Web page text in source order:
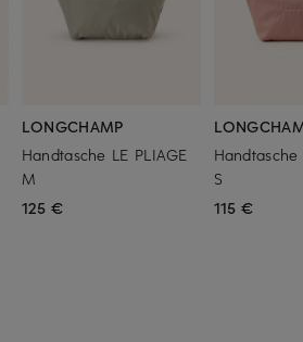
LONGCHAMP
Handtasche LE PLIAGE
M
125 €
Handtasche
S
115 €